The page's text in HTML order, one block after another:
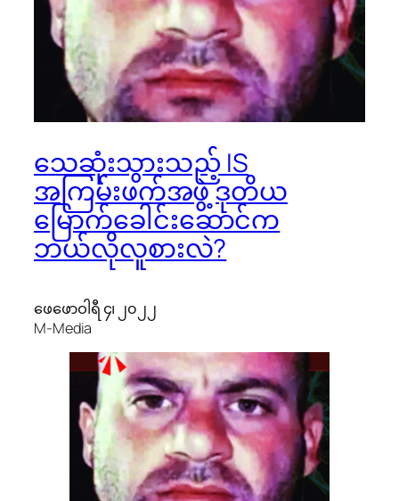
သေဆုံးသွားသည့် IS
အကြမ်းဖက်အဖွဲ့ ဒုတိယ
မြောက်ခေါင်းဆောင်က
ဘယ်လိုလူစားလဲ?
ဖေဖောဝါရီ ၄၊ ၂၀၂၂
M-Media